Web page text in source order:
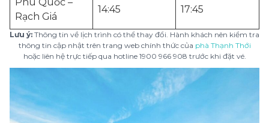
Rạch Giá
14:45 17:45
Lưu ý: Thông tin về lịch trình có thể thay đổi. Hành khách nên kiểm tra
thông tin cập nhật trên trang web chính thức của phà Thạnh Thới
hoặc liên hệ trực tiếp qua hotline 1900 966 908 trước khi đặt vé.